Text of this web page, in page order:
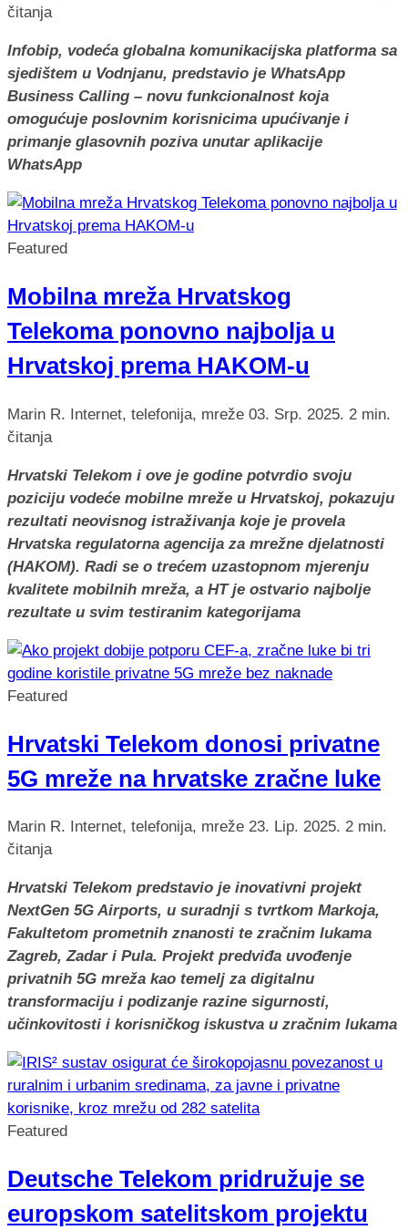
čitanja
Infobip, vodeća globalna komunikacijska platforma sa
sjedištem u Vodnjanu, predstavio je WhatsApp
Business Calling – novu funkcionalnost koja
omogućuje poslovnim korisnicima upućivanje i
primanje glasovnih poziva unutar aplikacije
WhatsApp
Featured
Mobilna mreža Hrvatskog
Telekoma ponovno najbolja u
Hrvatskoj prema HAKOM-u
Marin R. Internet, telefonija, mreže 03. Srp. 2025. 2 min.
čitanja
Hrvatski Telekom i ove je godine potvrdio svoju
poziciju vodeće mobilne mreže u Hrvatskoj, pokazuju
rezultati neovisnog istraživanja koje je provela
Hrvatska regulatorna agencija za mrežne djelatnosti
(HAKOM). Radi se o trećem uzastopnom mjerenju
kvalitete mobilnih mreža, a HT je ostvario najbolje
rezultate u svim testiranim kategorijama
Featured
Hrvatski Telekom donosi privatne
5G mreže na hrvatske zračne luke
Marin R. Internet, telefonija, mreže 23. Lip. 2025. 2 min.
čitanja
Hrvatski Telekom predstavio je inovativni projekt
NextGen 5G Airports, u suradnji s tvrtkom Markoja,
Fakultetom prometnih znanosti te zračnim lukama
Zagreb, Zadar i Pula. Projekt predviđa uvođenje
privatnih 5G mreža kao temelj za digitalnu
transformaciju i podizanje razine sigurnosti,
učinkovitosti i korisničkog iskustva u zračnim lukama
Featured
Deutsche Telekom pridružuje se
europskom satelitskom projektu